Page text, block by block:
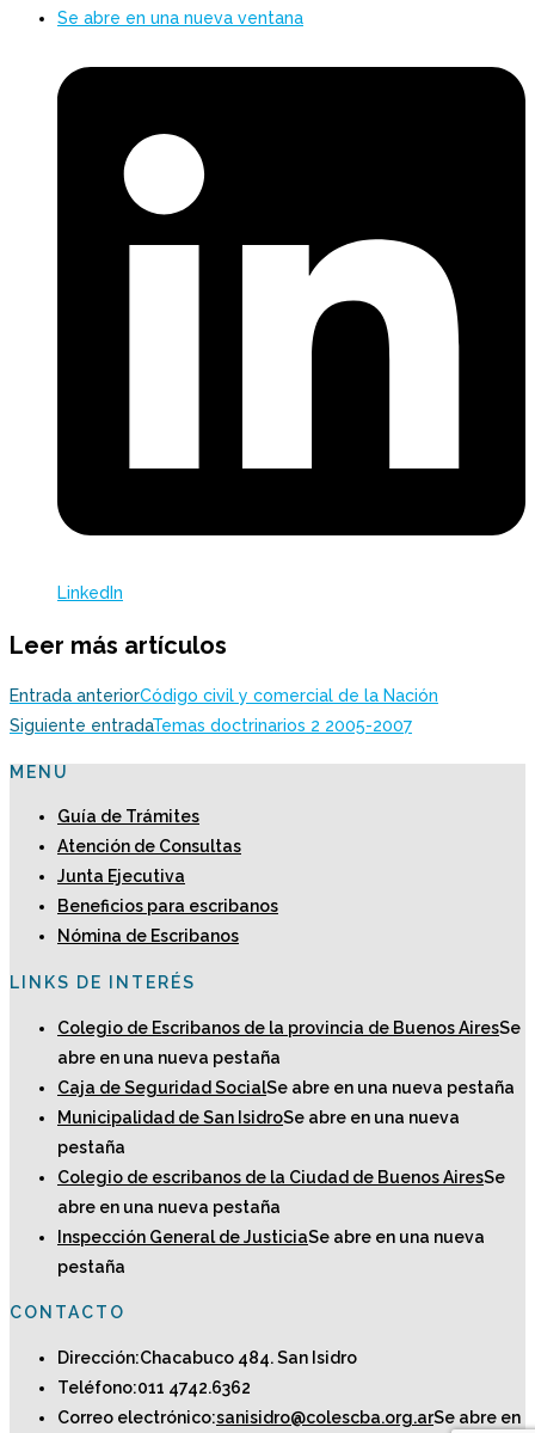
Se abre en una nueva ventana
LinkedIn
Leer más artículos
Entrada anteriorCódigo civil y comercial de la Nación
Siguiente entradaTemas doctrinarios 2 2005-2007
MENU
Guía de Trámites
Atención de Consultas
Junta Ejecutiva
Beneficios para escribanos
Nómina de Escribanos
LINKS DE INTERÉS
Colegio de Escribanos de la provincia de Buenos AiresSe
abre en una nueva pestaña
Caja de Seguridad SocialSe abre en una nueva pestaña
Municipalidad de San IsidroSe abre en una nueva
pestaña
Colegio de escribanos de la Ciudad de Buenos AiresSe
abre en una nueva pestaña
Inspección General de JusticiaSe abre en una nueva
pestaña
CONTACTO
Dirección:Chacabuco 484. San Isidro
Teléfono:011 4742.6362
Correo electrónico:sanisidro@colescba.org.arSe abre en